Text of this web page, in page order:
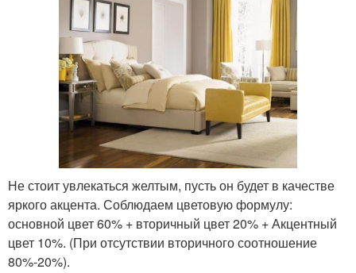
Не стоит увлекаться желтым, пусть он будет в качестве
яркого акцента. Соблюдаем цветовую формулу:
основной цвет 60% + вторичный цвет 20% + Акцентный
цвет 10%. (При отсутствии вторичного соотношение
80%-20%).